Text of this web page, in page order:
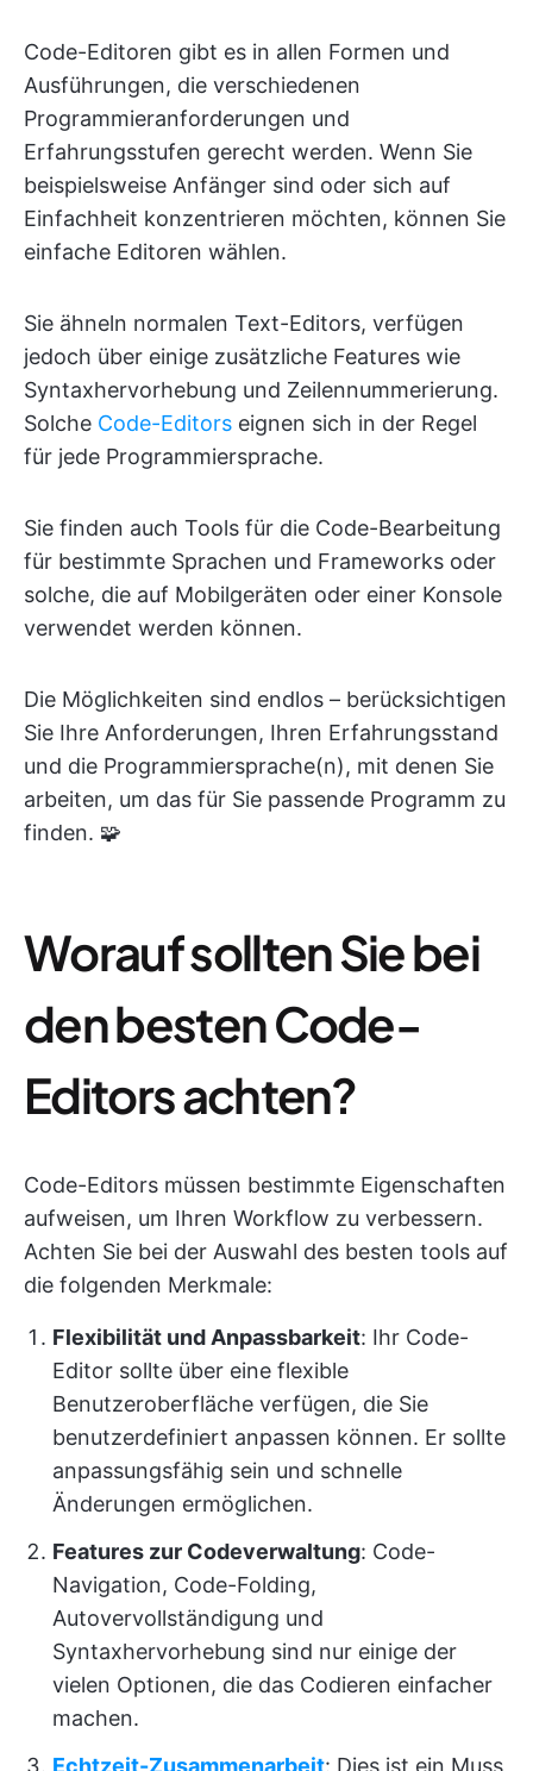
Code-Editoren gibt es in allen Formen und
Ausführungen, die verschiedenen
Programmieranforderungen und
Erfahrungsstufen gerecht werden. Wenn Sie
beispielsweise Anfänger sind oder sich auf
Einfachheit konzentrieren möchten, können Sie
einfache Editoren wählen.
Sie ähneln normalen Text-Editors, verfügen
jedoch über einige zusätzliche Features wie
Syntaxhervorhebung und Zeilennummerierung.
Solche Code-Editors eignen sich in der Regel
für jede Programmiersprache.
Sie finden auch Tools für die Code-Bearbeitung
für bestimmte Sprachen und Frameworks oder
solche, die auf Mobilgeräten oder einer Konsole
verwendet werden können.
Die Möglichkeiten sind endlos – berücksichtigen
Sie Ihre Anforderungen, Ihren Erfahrungsstand
und die Programmiersprache(n), mit denen Sie
arbeiten, um das für Sie passende Programm zu
finden. 🧩
Worauf sollten Sie bei
den besten Code-
Editors achten?
Code-Editors müssen bestimmte Eigenschaften
aufweisen, um Ihren Workflow zu verbessern.
Achten Sie bei der Auswahl des besten tools auf
die folgenden Merkmale:
Flexibilität und Anpassbarkeit: Ihr Code-
Editor sollte über eine flexible
Benutzeroberfläche verfügen, die Sie
benutzerdefiniert anpassen können. Er sollte
anpassungsfähig sein und schnelle
Änderungen ermöglichen.
Features zur Codeverwaltung: Code-
Navigation, Code-Folding,
Autovervollständigung und
Syntaxhervorhebung sind nur einige der
vielen Optionen, die das Codieren einfacher
machen.
Echtzeit-Zusammenarbeit: Dies ist ein Muss,